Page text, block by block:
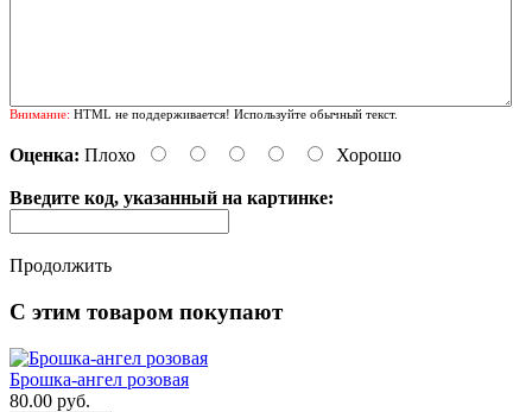
Внимание: HTML не поддерживается! Используйте обычный текст.
Оценка: Плохо Хорошо
Введите код, указанный на картинке:
Продолжить
С этим товаром покупают
Брошка-ангел розовая
80.00 руб.